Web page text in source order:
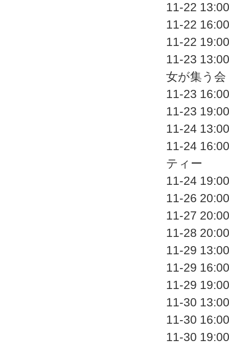
11-22
11-22
11-22
11-23
女が集う会
11-23
11-23
11-24
11-24
ティー
11-24
11-26
11-27
11-28
11-29
11-29
11-29
11-30
11-30
11-30